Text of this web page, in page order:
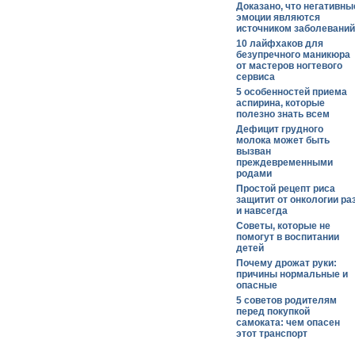
Доказано, что
эмоции являются
источником заболеваний
10 лайфхаков для
безупречного маникюра
от мастеров ногтевого
сервиса
5 особенностей приема
аспирина, которые
полезно знать всем
Дефицит грудного
молока может быть
вызван
преждевременными
родами
Простой рецепт риса
защитит от онкологии
и навсегда
Советы, которые не
помогут в воспитании
детей
Почему дрожат руки:
причины нормальные и
опасные
5 советов родителям
перед покупкой
самоката: чем опасен
этот транспорт